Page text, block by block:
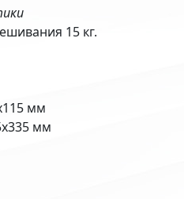
15 кг.
мм
мм